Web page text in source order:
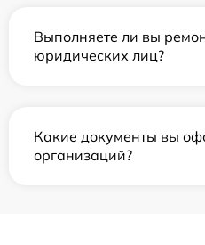
Выполняете ли вы
юридических лиц?
Какие документы вы
организаций?